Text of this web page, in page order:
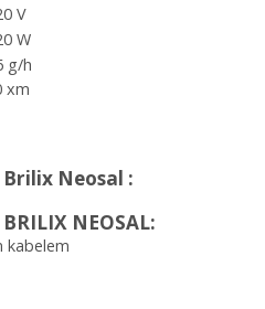
V
W
g/h
xm
Neosal :
NEOSAL:
kabelem